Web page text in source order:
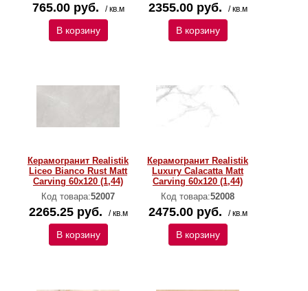
765.00 руб. / кв.м
В корзину
2355.00 руб. / кв.м
В корзину
Керамогранит Realistik
Liceo Bianco Rust Matt
Carving 60x120 (1,44)
Код товара:52007
2265.25 руб. / кв.м
В корзину
Керамогранит Realistik
Luxury Calacatta Matt
Carving 60x120 (1,44)
Код товара:52008
2475.00 руб. / кв.м
В корзину